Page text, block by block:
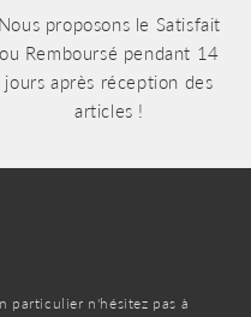
Nous proposons le Satisfait
ou Remboursé pendant 14
jours après réception des
articles !
particulier n'hésitez pas à